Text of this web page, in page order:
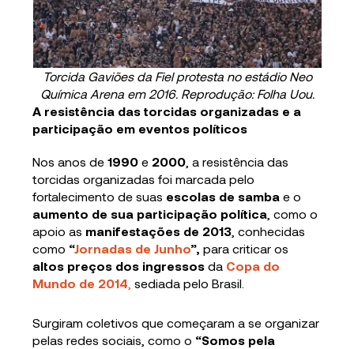
Torcida Gaviões da Fiel protesta no estádio Neo
Química Arena em 2016. Reprodução: Folha Uou.
A resistência das torcidas organizadas e a
participação em eventos políticos
Nos anos de1990 e 2000 , a resistência das
torcidas organizadas foi marcada pelo
fortalecimento de suas escolas de samba e o
aumento de sua participação política , como o
apoio as manifestações de 2013 , conhecidas
como “Jornadas de Junho”,para criticar os
altos preços dos ingressos da Copa do
Mundo de 2014 sediada pelo Brasil.
Surgiram coletivos que começaram a se organizar
pelas redes sociais, como o “Somos pela